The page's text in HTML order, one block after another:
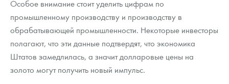
Наборы подарочных и коллекционных монет
Монеты и жетоны из недрагоценных металлов
Особое внимание стоит уделить цифрам по
промышленному производству и производству в
обрабатывающей промышленности. Некоторые инвесторы
полагают, что эти данные подтвердят, что экономика
Штатов замедлилась, а значит долларовые цены на
золото могут получить новый импульс.